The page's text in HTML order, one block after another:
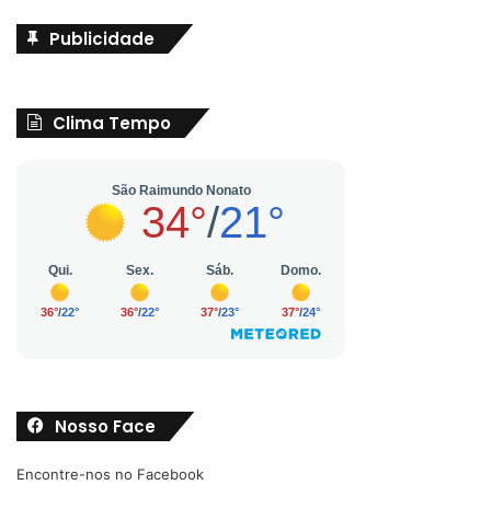
Publicidade
Clima Tempo
Nosso Face
Encontre-nos no Facebook